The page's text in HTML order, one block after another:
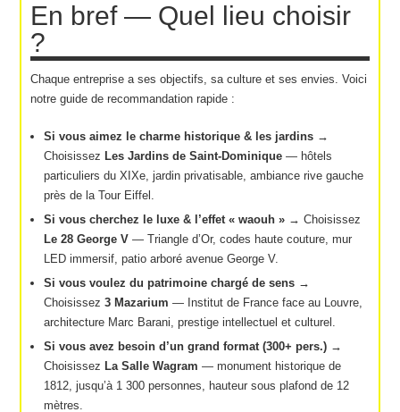
En bref — Quel lieu choisir
?
Chaque entreprise a ses objectifs, sa culture et ses envies. Voici
notre guide de recommandation rapide :
Si vous aimez le charme historique & les jardins →
Choisissez Les Jardins de Saint-Dominique — hôtels
particuliers du XIXe, jardin privatisable, ambiance rive gauche
près de la Tour Eiffel.
Si vous cherchez le luxe & l’effet « waouh » → Choisissez
Le 28 George V — Triangle d’Or, codes haute couture, mur
LED immersif, patio arboré avenue George V.
Si vous voulez du patrimoine chargé de sens →
Choisissez3 Mazarium — Institut de France face au Louvre,
architecture Marc Barani, prestige intellectuel et culturel.
Si vous avez besoin d’un grand format (300+ pers.) →
Choisissez La Salle Wagram — monument historique de
1812, jusqu’à 1 300 personnes, hauteur sous plafond de 12
mètres.